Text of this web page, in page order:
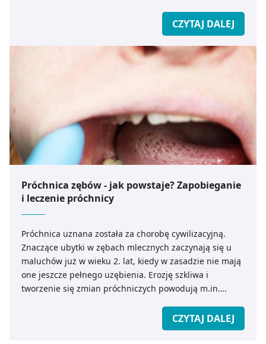
CZYTAJ DALEJ
Próchnica zębów - jak powstaje? Zapobieganie
i leczenie próchnicy
Próchnica uznana została za chorobę cywilizacyjną.
Znaczące ubytki w zębach mlecznych zaczynają się u
maluchów już w wieku 2. lat, kiedy w zasadzie nie mają
one jeszcze pełnego uzębienia. Erozję szkliwa i
tworzenie się zmian próchniczych powodują m.in.
dnia. Jak walczyć z próchnicą na zębach? Czy
profilaktyka i codzienna higiena jamy ustnej to zawsze
CZYTAJ DALEJ